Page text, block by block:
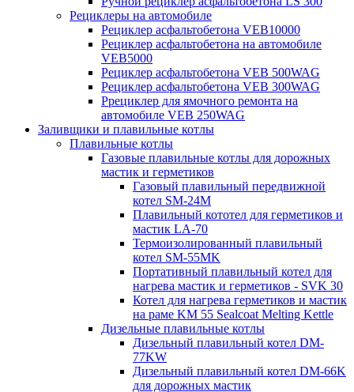
Рециклеры на автомобиле
Рециклер асфальтобетона VEB10000
Рециклер асфальтобетона на автомобиле
VEB5000
Рециклер асфальтобетона VEB 500WAG
Рециклер асфальтобетона VEB 300WAG
Ррециклер для ямочного ремонта на
автомобиле VEB 250WAG
Заливщики и плавильные котлы
Плавильные котлы
Газовые плавильные котлы для дорожных
мастик и герметиков
Газовый плавильный передвижной
котел SM-24M
Плавильный кототел для герметиков и
мастик LA-70
Термоизолированный плавильный
котел SM-55MK
Портативный плавильный котел для
нагрева мастик и герметиков - SVK 30
Котел для нагрева герметиков и мастик
на раме KM 55 Sealcoat Melting Kettle
Дизельные плавильные котлы
Дизельный плавильный котел DM-
77KW
Дизельный плавильный котел DM-66K
для дорожных мастик